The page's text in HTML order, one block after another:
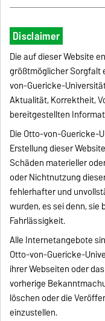
Disclaimer
Die auf dieser Website
größtmöglicher Sorgfalt
von-Guericke-
Aktualität, Korrektheit,
bereitgestellten
Die Otto-von-Guericke-
Erstellung dieser
Schäden materieller
oder Nichtnutzung
fehlerhafter und
wurden, es sei denn,
Fahrlässigkeit.
Alle Internetangebote
Otto-von-Guericke-
ihrer Webseiten oder
vorherige
löschen oder die
einzustellen.